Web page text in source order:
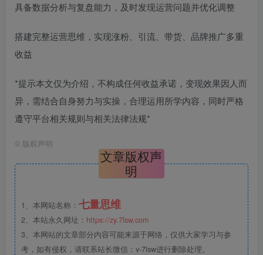
具备数据分析与复盘能力，及时发现运营问题并优化调整
搭建完整运营思维，实现涨粉、引流、带货、品牌推广多重
收益
*提示本文仅为介绍，不构成任何收益承诺，变现效果因人而
异，需结合自身努力与实操，合理运用所学内容，同时严格
遵守平台相关规则与相关法律法规*
© 版权声明
文章版权声
明
1、本网站名称： 七量思维
2、本站永久网址： https://zy.7lsw.com
3、本网站的文章部分内容可能来源于网络，仅供大家学习与参
考，如有侵权，请联系站长微信：v-7lsw进行删除处理。